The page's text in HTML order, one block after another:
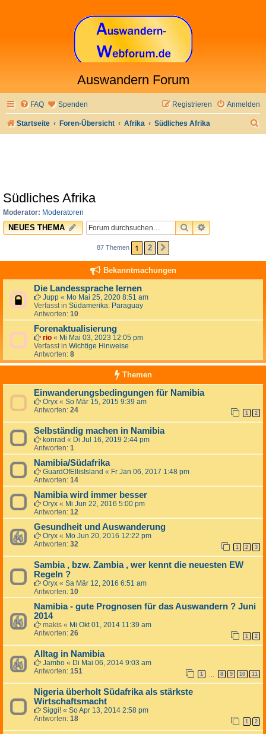
Auswandern Forum
FAQ Spenden Anmelden
Registrieren
Startseite Foren-Übersicht Afrika Südliches Afrika
Südliches Afrika
Moderator: Moderatoren
NEUES THEMA SUCHEERWEITERTE
87 Themen 1 2
Bekanntmachungen
Die Landessprache lernen
Jupp « Mo Mai 25, 2020 8:51 am
Verfasst in Südamerika: Paraguay
Antworten: 10
Forenaktualisierung
rio « Mi Mai 03, 2023 12:05 pm
Verfasst in Wichtige Hinweise
Antworten: 8
Themen
Einwanderungsbedingungen für Namibia
Oryx « So Mär 15, 2015 9:39 am
Antworten: 24 1 2
Selbständig machen in Namibia
konrad « Di Jul 16, 2019 2:44 pm
Antworten: 1
Namibia/Südafrika
GuardOfEllisIsland « Fr Jan 06, 2017 1:48 pm
Antworten: 14
Namibia wird immer besser
Oryx « Mi Jun 22, 2016 5:00 pm
Antworten: 12
Gesundheit und Auswanderung
Oryx « Mo Jun 20, 2016 12:22 pm
Antworten: 32 1 2 3
Sambia , bzw. Zambia , wer kennt die neuesten EW
Regeln ?
Oryx « Sa Mär 12, 2016 6:51 am
Antworten: 10
Namibia - gute Prognosen für das Auswandern ? Juni
2014
makis « Mi Okt 01, 2014 11:39 am
Antworten: 26 1 2
Alltag in Namibia
Jambo « Di Mai 06, 2014 9:03 am
Antworten: 151 1 … 8 9 10 11
Nigeria überholt Südafrika als stärkste
Wirtschaftsmacht
Siggi! « So Apr 13, 2014 2:58 pm
Antworten: 18 1 2